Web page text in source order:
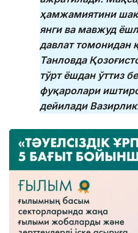
ҳамжамиятини
янги ва мавжуд
давлат томонидан
Танловда
тўрт ёшдан ўттиз
фуқаролари
дейилади